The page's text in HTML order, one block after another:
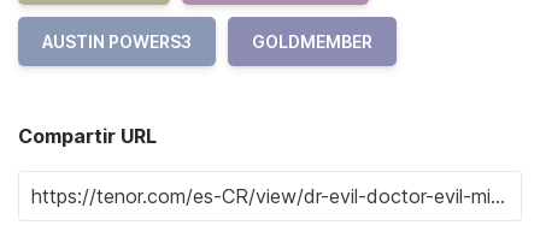
AUSTIN POWERS3 GOLDMEMBER
Compartir URL